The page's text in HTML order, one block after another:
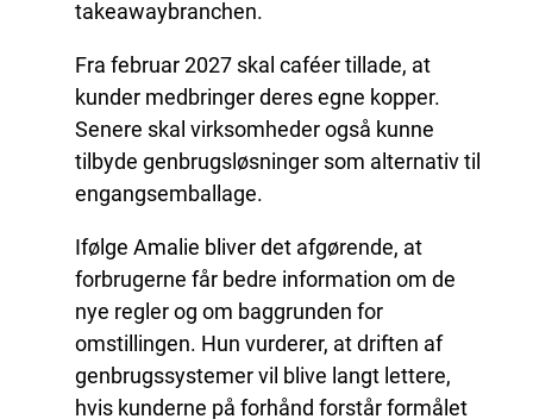
takeawaybranchen.
Fra februar 2027 skal caféer tillade, at
kunder medbringer deres egne kopper.
Senere skal virksomheder også kunne
tilbyde genbrugsløsninger som alternativ til
engangsemballage.
Ifølge Amalie bliver det afgørende, at
forbrugerne får bedre information om de
nye regler og om baggrunden for
omstillingen. Hun vurderer, at driften af
genbrugssystemer vil blive langt lettere,
hvis kunderne på forhånd forstår formålet